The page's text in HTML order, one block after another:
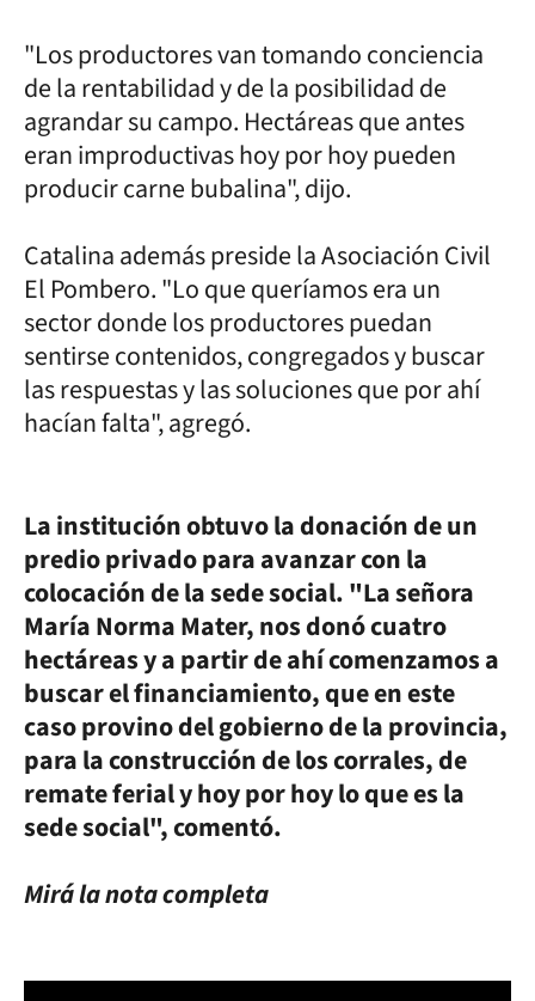
"Los productores van tomando conciencia
de la rentabilidad y de la posibilidad de
agrandar su campo. Hectáreas que antes
eran improductivas hoy por hoy pueden
producir carne bubalina", dijo.
Catalina además preside la Asociación Civil
El Pombero. "Lo que queríamos era un
sector donde los productores puedan
sentirse contenidos, congregados y buscar
las respuestas y las soluciones que por ahí
hacían falta", agregó.
La institución obtuvo la donación de un
predio privado para avanzar con la
colocación de la sede social. "La señora
María Norma Mater, nos donó cuatro
hectáreas y a partir de ahí comenzamos a
buscar el financiamiento, que en este
caso provino del gobierno de la provincia,
para la construcción de los corrales, de
remate ferial y hoy por hoy lo que es la
sede social", comentó.
Mirá la nota completa